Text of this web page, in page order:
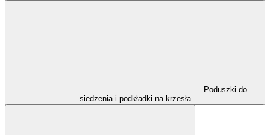
Poduszki do
siedzenia i podkładki na krzesła